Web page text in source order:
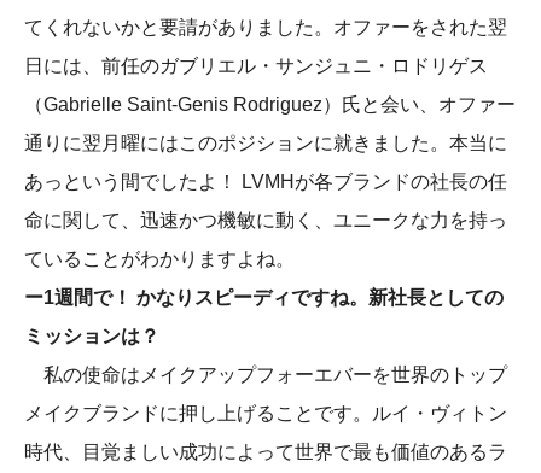
てくれないかと要請がありました。オファーをされた翌
日には、前任のガブリエル・サンジュニ・ロドリゲス
（Gabrielle Saint-Genis Rodriguez）氏と会い、オファー
通りに翌月曜にはこのポジションに就きました。本当に
あっという間でしたよ！ LVMHが各ブランドの社長の任
命に関して、迅速かつ機敏に動く、ユニークな力を持っ
ていることがわかりますよね。
ー1週間で！ かなりスピーディですね。新社長としての
ミッションは？
私の使命はメイクアップフォーエバーを世界のトップ
メイクブランドに押し上げることです。ルイ・ヴィトン
時代、目覚ましい成功によって世界で最も価値のあるラ